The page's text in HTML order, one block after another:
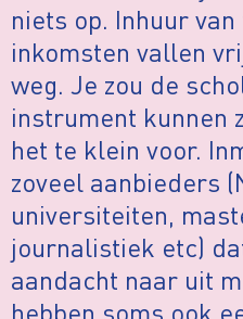
niets op. Inhuur
inkomsten vallen
weg. Je zou de
instrument kunnen
het te klein voor.
zoveel aanbieders
universiteiten,
journalistiek etc)
aandacht naar uit
hebben soms ook